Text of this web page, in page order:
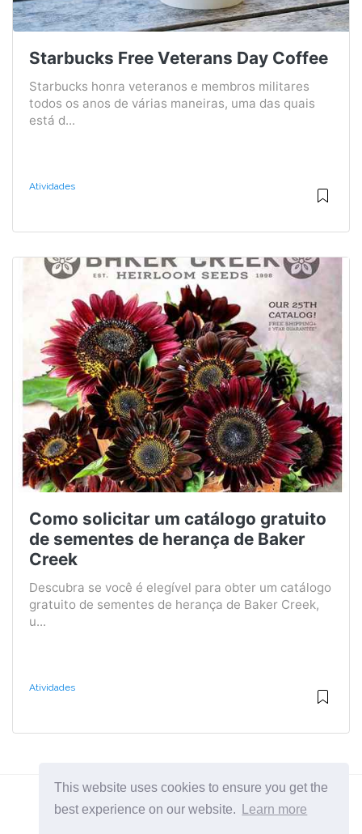
This website uses cookies to ensure you get the
best experience on our website.
Learn more
Starbucks Free Veterans Day Coffee
Starbucks honra veteranos e membros militares
todos os anos de várias maneiras, uma das quais
está d...
Atividades
Como solicitar um catálogo gratuito
de sementes de herança de Baker
Creek
Descubra se você é elegível para obter um catálogo
gratuito de sementes de herança de Baker Creek,
u...
Atividades